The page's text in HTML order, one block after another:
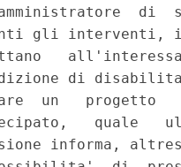
di
gli interventi,
di
un
quale
informa,